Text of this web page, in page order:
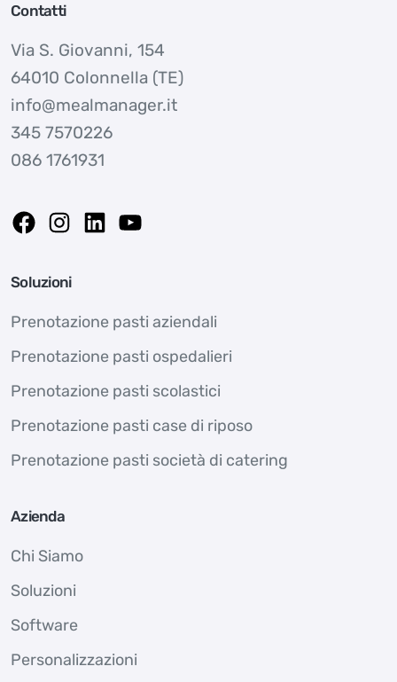
Contatti
Via S. Giovanni, 154
64010 Colonnella (TE)
info@mealmanager.it
345 7570226
086 1761931
Soluzioni
Prenotazione pasti aziendali
Prenotazione pasti ospedalieri
Prenotazione pasti scolastici
Prenotazione pasti case di riposo
Prenotazione pasti società di catering
Azienda
Chi Siamo
Soluzioni
Software
Personalizzazioni